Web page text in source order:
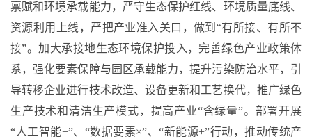
禀赋和环境承载能力，严守生态保护红线、环境质量底线、
资源利用上线，严把产业准入关口，做到 “有所接、有所不
接”。加大承接地生态环境保护投入，完善绿色产业政策体
系，强化要素保障与园区承载能力，提升污染防治水平，引
导转移企业进行技术改造、设备更新和工艺换代，推广绿色
生产技术和清洁生产模式，提高产业“含绿量”。部署开展
“人工智能+”、“数据要素×”、“新能源+”行动，推动传统产